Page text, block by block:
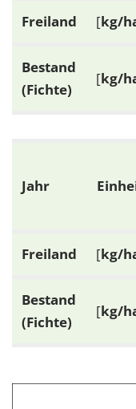
Freiland [kg/
Bestand
(Fichte)
[kg/
Jahr
Freiland [kg/
Bestand
(Fichte)
[kg/
YouTube
Vimeo